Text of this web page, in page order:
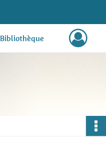
Bibliothèque